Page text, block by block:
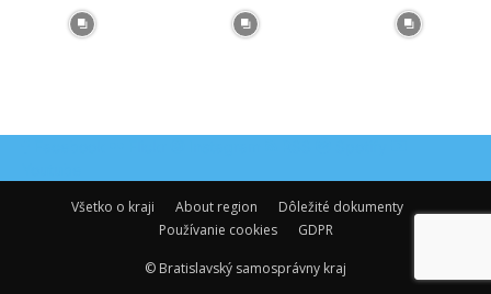
Všetko o kraji
About region
Dôležité dokumenty
Používanie cookies
GDPR
© Bratislavský samosprávny kraj